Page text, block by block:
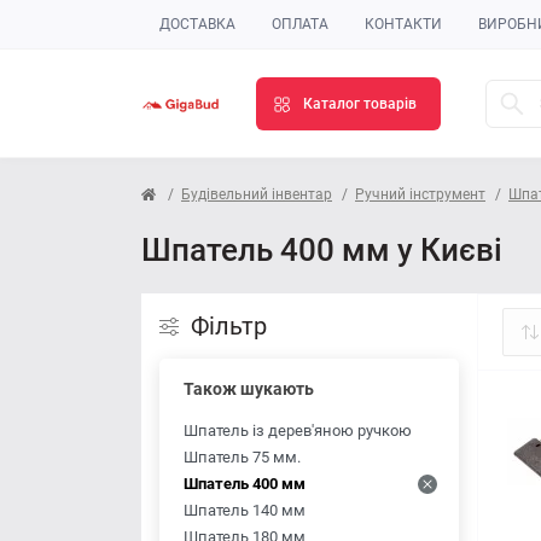
ДОСТАВКА ОПЛАТА КОНТАКТИ
Каталог товарів
Будівельний інвентар Ручний інструмент
Шпатель 400 мм у Києві
Фільтр
Також шукають
Шпатель із дерев'яною ручкою
Шпатель 75 мм.
Шпатель 400 мм
Шпатель 140 мм
Шпатель 180 мм